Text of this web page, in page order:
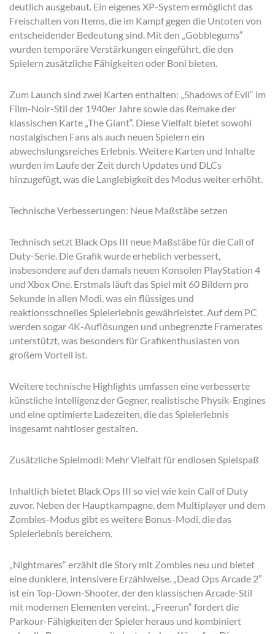
deutlich ausgebaut. Ein eigenes XP-System ermöglicht das
Freischalten von Items, die im Kampf gegen die Untoten von
entscheidender Bedeutung sind. Mit den „Gobblegums“
wurden temporäre Verstärkungen eingeführt, die den
Spielern zusätzliche Fähigkeiten oder Boni bieten.
Zum Launch sind zwei Karten enthalten: „Shadows of Evil“ im
Film-Noir-Stil der 1940er Jahre sowie das Remake der
klassischen Karte „The Giant“. Diese Vielfalt bietet sowohl
nostalgischen Fans als auch neuen Spielern ein
abwechslungsreiches Erlebnis. Weitere Karten und Inhalte
wurden im Laufe der Zeit durch Updates und DLCs
hinzugefügt, was die Langlebigkeit des Modus weiter erhöht.
Technische Verbesserungen: Neue Maßstäbe setzen
Technisch setzt Black Ops III neue Maßstäbe für die Call of
Duty-Serie. Die Grafik wurde erheblich verbessert,
insbesondere auf den damals neuen Konsolen PlayStation 4
und Xbox One. Erstmals läuft das Spiel mit 60 Bildern pro
Sekunde in allen Modi, was ein flüssiges und
reaktionsschnelles Spielerlebnis gewährleistet. Auf dem PC
werden sogar 4K-Auflösungen und unbegrenzte Framerates
unterstützt, was besonders für Grafikenthusiasten von
großem Vorteil ist.
Weitere technische Highlights umfassen eine verbesserte
künstliche Intelligenz der Gegner, realistische Physik-Engines
und eine optimierte Ladezeiten, die das Spielerlebnis
insgesamt nahtloser gestalten.
Zusätzliche Spielmodi: Mehr Vielfalt für endlosen Spielspaß
Inhaltlich bietet Black Ops III so viel wie kein Call of Duty
zuvor. Neben der Hauptkampagne, dem Multiplayer und dem
Zombies-Modus gibt es weitere Bonus-Modi, die das
Spielerlebnis bereichern.
„Nightmares“ erzählt die Story mit Zombies neu und bietet
eine dunklere, intensivere Erzählweise. „Dead Ops Arcade 2″
ist ein Top-Down-Shooter, der den klassischen Arcade-Stil
mit modernen Elementen vereint. „Freerun“ fordert die
Parkour-Fähigkeiten der Spieler heraus und kombiniert